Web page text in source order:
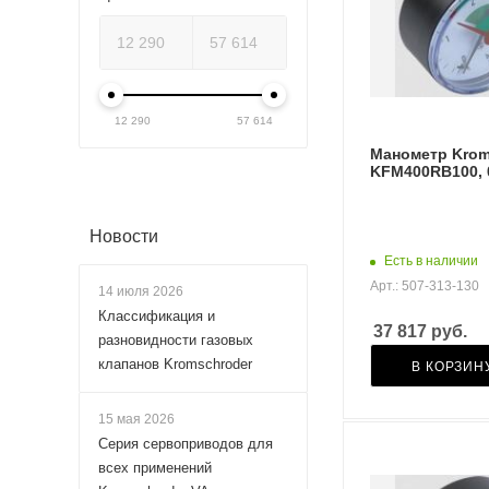
Манометр
KFM400RB100,
Есть в наличии
Арт.: 507-313-130
37 817 руб.
В
12 290 57 614
Новости
14 июля 2026
Классификация и
разновидности газовых
клапанов Kromschroder
15 мая 2026
Серия сервоприводов для
всех применений